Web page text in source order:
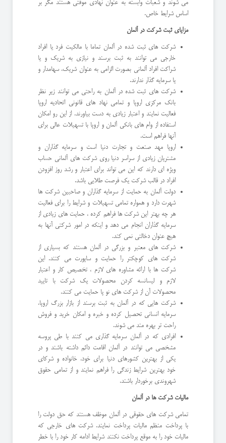
می شوند و شعبات وابسته به عنوان نهادی موقتی هستند مگر بر
اساس شرایط خاص.
مزایای ثبت شرکت در آلمان
شرکت های ثبت شده در آلمان تماما با مالکیت فرد یا افراد
خارجی می توانند به ثبت برسند و نیازی به شریک و یا
شراکت افراد آلمانی بصورت الزامی به عنوان شریک، سهامدار و
یا سرمایه گذار ندارند.
شرکت های ثبت شده در آلمان به راحتی می توانند زیر نظر
بانک مرکزی اروپا و تمامی نهاد های قانونی اتحادیه اروپا
فعالیت نمایند و اعتبار زیادی به دست بیاورند. از این رو امکان
استفاده از وام های بانکی آلمان و اروپا با تسهیلات عالی برای
آنها فراهم است.
اروپا مهد صنعت و تجارت دنیا است و سرمایه گذاران و
مشتریان زیادی از سراسر دنیا روی شرکت های آلمانی حساب
ویژه ای دارند که این می تواند برای اعتبار و رشد روز افزودن
افراد در قالب شرکت یک فرصت طلایی باشد.
دولت آلمان به حمایت از سرمایه گذاران و صاحبین شرکت ها
شهرت دارد و همواره تمامی تسهیلات و شرایط را برای فعالیت
هر چه بهتر این شرکت ها فراهم کرده ، حمایت های زیادی از
سرمایه گذاران انجام می دهد و اینکه در امور شرکتی آنها به
هیچ عنوان دخالتی نمی کند.
شرکت های معتبر و بزرگی در آلمان هستند که بسیاری از
شرکت های کوچکتر را حمایت و ساپورت می کنند. این
شرکت ها با ارائه مشاوره های لازم ، تخصیص کار و اعتبار
لازم و لیسانسه کردن محصولات یک شرکت با تایید
محصولات آن از شرکت های نو پا حمایت می کنند.
شرکت هایی که در آلمان به ثبت برسند از بازار بزرگ اروپا،
سرمایه انسانی تحصیل کرده و خبره و امکان خرید و فروش
راحت تر بهره مند می شوند.
افرادی که در آلمان سرمایه گذاری می کنند با طی پروسه
مشخصی می توانند در آلمان اقامت دائم داشته باشند و در
یکی از بهترین کشورهای دنیا برای خود، خانواده و شرکای
خود بهترین شرایط زندگی را فراهم نمایند و از تمامی حقوق
شهروندی برخوردار باشند.
مالیات شرکت ها در آلمان
تمامی شرکت های حقوقی در آلمان موظف هستند که حق دولت را
با پرداخت منظم مالیات پرداخت نمایند. شرکت های خارجی که
مالیات خود را به موقع پرداخت نکنند شرایط ادامه کار خود را با خطر